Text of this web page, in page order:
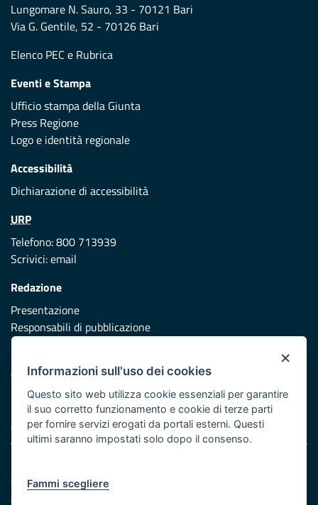
Lungomare N. Sauro, 33 - 70121 Bari
Via G. Gentile, 52 - 70126 Bari
Elenco PEC e Rubrica
Eventi e Stampa
Ufficio stampa della Giunta
Press Regione
Logo e identità regionale
Accessibilità
Dichiarazione di accessibilità
URP
Telefono: 800 713939
Scrivici:email
Redazione
Presentazione
Responsabili di pubblicazione
Vai al sito di Protezione Civile Puglia
Iniziativa finanziata con risorse del POR Puglia 2014/2020 -
Asse XI
Cookie e privacy
Atti di notifica
×
Informazioni sull'uso dei cookies
Questo sito web utilizza cookie essenziali per garantire
il suo corretto funzionamento e cookie di terze parti
per fornire servizi erogati da portali esterni. Questi
ultimi saranno impostati solo dopo il consenso.
Fammi scegliere